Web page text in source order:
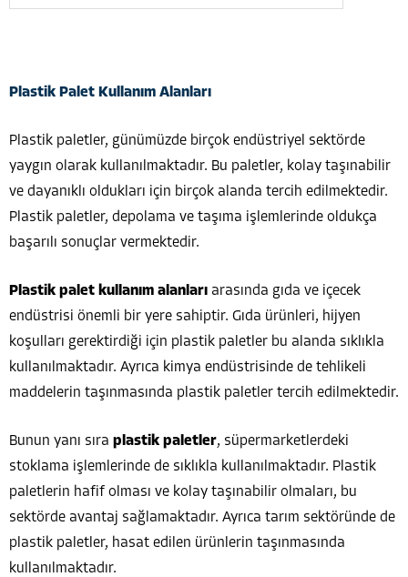
Plastik Palet Kullanım Alanları
Plastik paletler, günümüzde birçok endüstriyel sektörde
yaygın olarak kullanılmaktadır. Bu paletler, kolay taşınabilir
ve dayanıklı oldukları için birçok alanda tercih edilmektedir.
Plastik paletler, depolama ve taşıma işlemlerinde oldukça
başarılı sonuçlar vermektedir.
Plastik palet kullanım alanları arasında gıda ve içecek
endüstrisi önemli bir yere sahiptir. Gıda ürünleri, hijyen
koşulları gerektirdiği için plastik paletler bu alanda sıklıkla
kullanılmaktadır. Ayrıca kimya endüstrisinde de tehlikeli
maddelerin taşınmasında plastik paletler tercih edilmektedir.
Bunun yanı sıra plastik paletler, süpermarketlerdeki
stoklama işlemlerinde de sıklıkla kullanılmaktadır. Plastik
paletlerin hafif olması ve kolay taşınabilir olmaları, bu
sektörde avantaj sağlamaktadır. Ayrıca tarım sektöründe de
plastik paletler, hasat edilen ürünlerin taşınmasında
kullanılmaktadır.